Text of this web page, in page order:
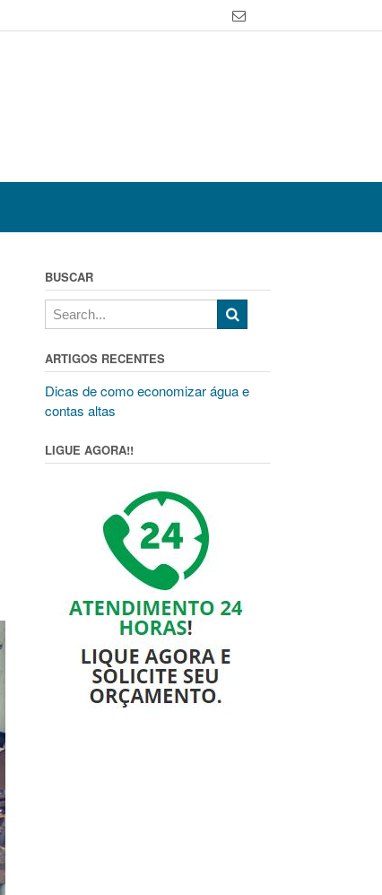
BUSCAR
ARTIGOS RECENTES
Dicas de como economizar água e
contas altas
LIGUE AGORA!!